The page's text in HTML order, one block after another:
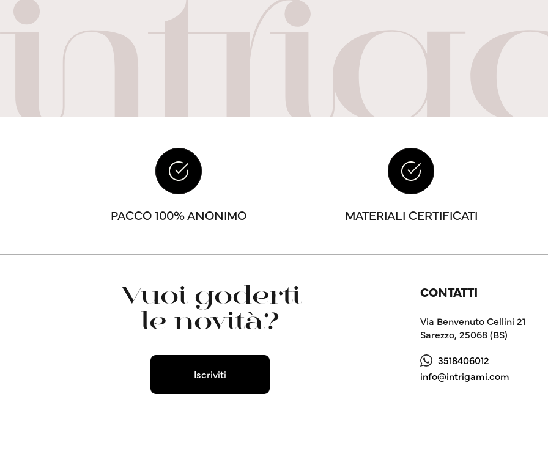
PACCO 100% ANONIMO MATERIALI CERTIFICATI
Vuoi goderti
le novità?
Iscriviti
CONTATTI
Via Benvenuto Cellini 21
Sarezzo, 25068 (BS)
3518406012
info@intrigami.com